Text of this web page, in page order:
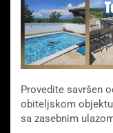
Provedite savršen
obiteljskom
sa zasebnim